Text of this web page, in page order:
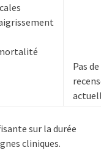
Pas
sur la durée
cliniques.